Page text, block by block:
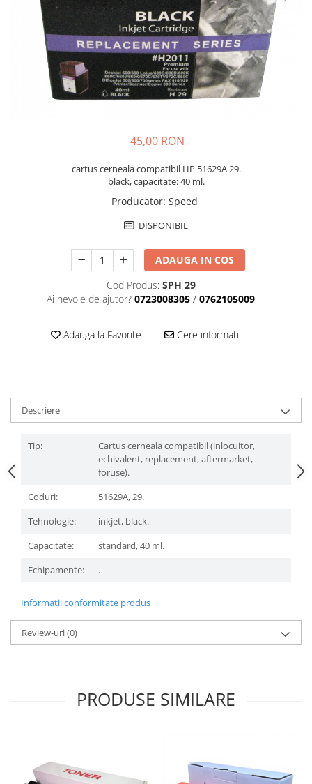
45,00 RON
cartus cerneala compatibil HP 51629A 29.
black, capacitate: 40 ml.
Producator: Speed
DISPONIBIL
ADAUGA IN COS
Cod Produs: SPH 29
Ai nevoie de ajutor? 0723008305 / 0762105009
Adauga la Favorite Cere informatii
Descriere
Tip:
Cartus cerneala compatibil (inlocuitor,
echivalent, replacement, aftermarket,
foruse).
Coduri:
51629A, 29.
Tehnologie:
inkjet, black.
Capacitate:
standard, 40 ml.
Echipamente:
.
Informatii conformitate produs
Review-uri(0)
PRODUSE SIMILARE